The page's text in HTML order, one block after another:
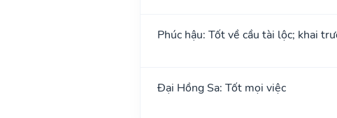
Phúc hậu: Tốt về cầu tài lộc; khai
Đại Hồng Sa: Tốt mọi việc